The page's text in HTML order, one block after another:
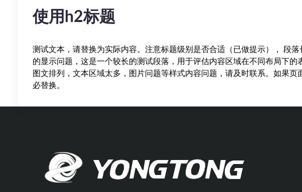
使用h2标题
测试文本，请替换为实际内容。注意标题级别是否合适（已做提示）， 段
的显示问题，这是一个较长的测试段落，用于评估内容区域在不同布局下的
图文排列，文本区域太多，图片问题等样式内容问题，请及时联系。如果
必替换。